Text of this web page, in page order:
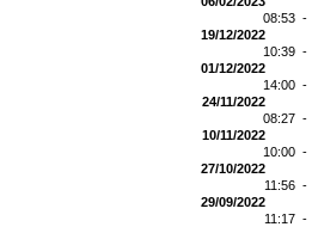
08:53 -
19/12/2022
10:39 -
01/12/2022
14:00 -
24/11/2022
08:27 -
10/11/2022
10:00 -
27/10/2022
11:56 -
29/09/2022
11:17 -